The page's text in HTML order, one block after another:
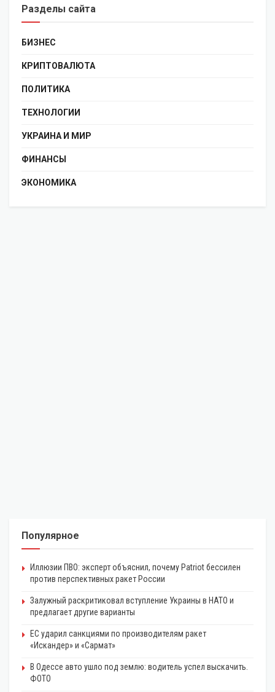
Разделы сайта
БИЗНЕС
КРИПТОВАЛЮТА
ПОЛИТИКА
ТЕХНОЛОГИИ
УКРАИНА И МИР
ФИНАНСЫ
ЭКОНОМИКА
Популярное
Иллюзии ПВО: эксперт объяснил, почему Patriot бессилен
против перспективных ракет России
Залужный раскритиковал вступление Украины в НАТО и
предлагает другие варианты
ЕС ударил санкциями по производителям ракет
«Искандер» и «Сармат»
В Одессе авто ушло под землю: водитель успел выскачить.
ФОТО